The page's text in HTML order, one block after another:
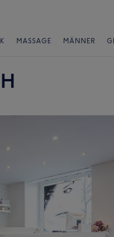
MASSAGE MÄNNER